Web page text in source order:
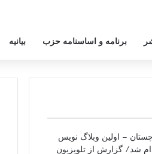
برنامه و اساسنامه حزب بیانیه
– اولین وبلاگ نویس
شد/ گزارش از تلویزیون